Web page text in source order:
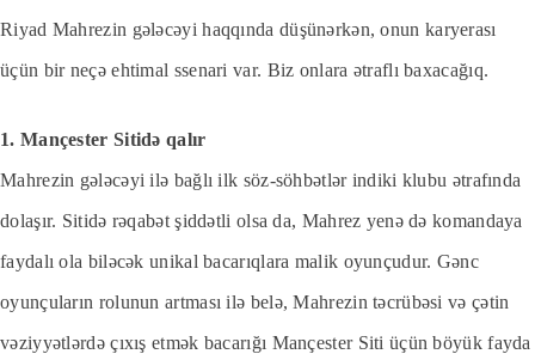
Riyad Mahrezin gələcəyi haqqında düşünərkən, onun karyerası
üçün bir neçə ehtimal ssenari var. Biz onlara ətraflı baxacağıq.
1. Mançester Sitidə qalır
Mahrezin gələcəyi ilə bağlı ilk söz-söhbətlər indiki klubu ətrafında
dolaşır. Sitidə rəqabət şiddətli olsa da, Mahrez yenə də komandaya
faydalı ola biləcək unikal bacarıqlara malik oyunçudur. Gənc
oyunçuların rolunun artması ilə belə, Mahrezin təcrübəsi və çətin
vəziyyətlərdə çıxış etmək bacarığı Mançester Siti üçün böyük fayda